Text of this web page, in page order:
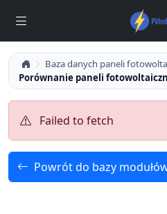
Baza danych paneli
Porównanie paneli
Failed to fetch
Powrót do bazy